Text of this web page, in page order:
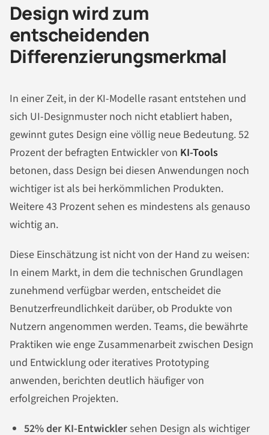
Design wird zum
entscheidenden
Differenzierungsmerkmal
In einer Zeit, in der KI-Modelle rasant entstehen und
sich UI-Designmuster noch nicht etabliert haben,
gewinnt gutes Design eine völlig neue Bedeutung. 52
Prozent der befragten Entwickler von KI-Tools
betonen, dass Design bei diesen Anwendungen noch
wichtiger ist als bei herkömmlichen Produkten.
Weitere 43 Prozent sehen es mindestens als genauso
wichtig an.
Diese Einschätzung ist nicht von der Hand zu weisen:
In einem Markt, in dem die technischen Grundlagen
zunehmend verfügbar werden, entscheidet die
Benutzerfreundlichkeit darüber, ob Produkte von
Nutzern angenommen werden. Teams, die bewährte
Praktiken wie enge Zusammenarbeit zwischen Design
und Entwicklung oder iteratives Prototyping
anwenden, berichten deutlich häufiger von
erfolgreichen Projekten.
52% der KI-Entwicklersehen Design als wichtiger